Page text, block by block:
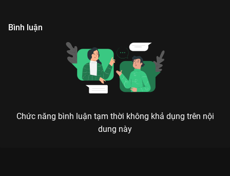
Bình luận
Chức năng bình luận tạm thời không khả dụng trên nội
dung này